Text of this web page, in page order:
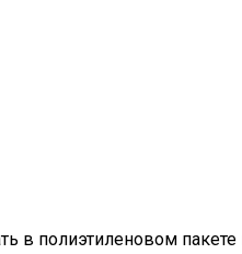
в полиэтиленовом